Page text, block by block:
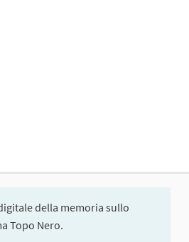
della memoria sullo
Topo Nero.